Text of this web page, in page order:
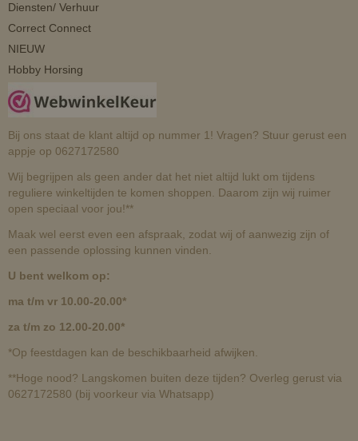
Diensten/ Verhuur
Correct Connect
NIEUW
Hobby Horsing
Bij ons staat de klant altijd op nummer 1! Vragen? Stuur gerust een
appje op 0627172580
Wij begrijpen als geen ander dat het niet altijd lukt om tijdens
reguliere winkeltijden te komen shoppen. Daarom zijn wij ruimer
open speciaal voor jou!**
Maak wel eerst even een afspraak, zodat wij of aanwezig zijn of
een passende oplossing kunnen vinden.
U bent welkom op:
ma t/m vr 10.00-20.00*
za t/m zo 12.00-20.00*
*Op feestdagen kan de beschikbaarheid afwijken.
**Hoge nood? Langskomen buiten deze tijden? Overleg gerust via
0627172580 (bij voorkeur via Whatsapp)